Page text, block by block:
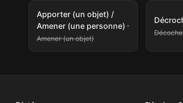
Apporter (un objet) /
Amener (une personne)
Amener (un objet)